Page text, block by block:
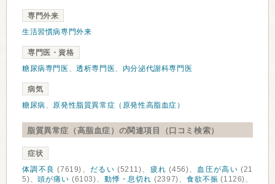
専門外来
生活習慣病専門外来
専門医・資格
糖尿病専門医 、透析専門医、 内分泌代謝科専門医
病気
糖尿病、 原発性脂質異常症（原発性高脂血症）
脂質異常症（高脂血症）の関連項目（口コミ検索）
症状
体調不良 (7619)、 だるい (5211)、 疲れ (456)、 血圧が高い (21
5)、頭が痛い (6103)、 動悸・息切れ (2397)、 食欲不振 (1126)、